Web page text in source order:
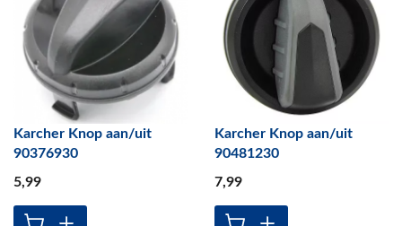
Karcher Knop aan/uit
90376930
5,99
Karcher Knop aan/uit
90481230
7,99